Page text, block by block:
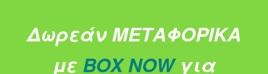
Δωρεάν ΜΕΤΑΦΟΡΙΚΑ
με BOX NOW για